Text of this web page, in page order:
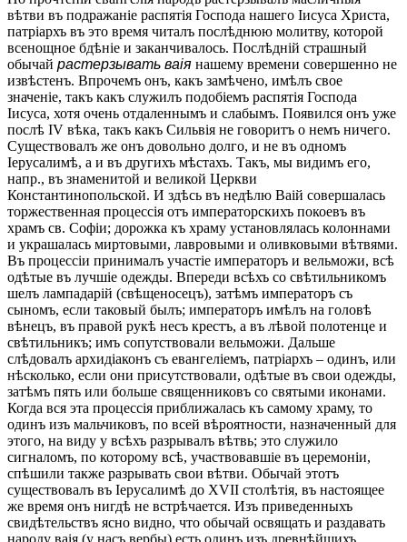
вѣтви въ подражаніе распятія Господа нашего Іисуса Христа,
патріархъ въ это время читалъ послѣднюю молитву, которой
всенощное бдѣніе и заканчивалось. Послѣдній страшный
обычай растерзывать ваія нашему времени совершенно не
извѣстенъ. Впрочемъ онъ, какъ замѣчено, имѣлъ свое
значеніе, такъ какъ служилъ подобіемъ распятія Господа
Іисуса, хотя очень отдаленнымъ и слабымъ. Появился онъ уже
послѣ IV вѣка, такъ какъ Сильвія не говоритъ о немъ ничего.
Существовалъ же онъ довольно долго, и не въ одномъ
Іерусалимѣ, а и въ другихъ мѣстахъ. Такъ, мы видимъ его,
напр., въ знаменитой и великой Церкви
Константинопольской. И здѣсь въ недѣлю Ваій совершалась
торжественная процессія отъ императорскихъ покоевъ въ
храмъ св. Софіи; дорожка къ храму установлялась колоннами
и украшалась миртовыми, лавровыми и оливковыми вѣтвями.
Въ процессіи принималъ участіе императоръ и вельможи, всѣ
одѣтые въ лучшіе одежды. Впереди всѣхъ со свѣтильникомъ
шелъ лампадарій (свѣщеносецъ), затѣмъ императоръ съ
сыномъ, если таковый былъ; императоръ имѣлъ на головѣ
вѣнецъ, въ правой рукѣ несъ крестъ, а въ лѣвой полотенце и
свѣтильникъ; имъ сопутствовали вельможи. Дальше
слѣдовалъ архидіаконъ съ евангеліемъ, патріархъ – одинъ, или
нѣсколько, если они присутствовали, одѣтые въ свои одежды,
затѣмъ пять или больше священниковъ со святыми иконами.
Когда вся эта процессія приближалась къ самому храму, то
одинъ изъ мальчиковъ, по всей вѣроятности, назначенный для
этого, на виду у всѣхъ разрывалъ вѣтвь; это служило
сигналомъ, по которому всѣ, участвовавшіе въ церемоніи,
спѣшили также разрывать свои вѣтви. Обычай этотъ
существовалъ въ Іерусалимѣ до XVII столѣтія, въ настоящее
же время онъ нигдѣ не встрѣчается. Изъ приведенныхъ
свидѣтельствъ ясно видно, что обычай освящать и раздавать
народу ваія (у насъ вербы) есть одинъ изъ древнѣйшихъ